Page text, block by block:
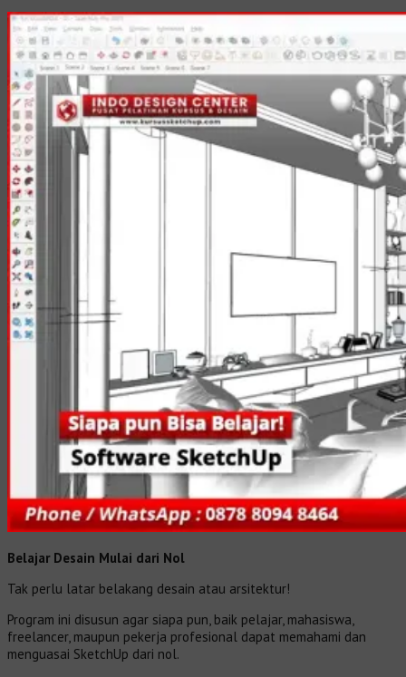
Belajar Desain Mulai dari Nol
Tak perlu latar belakang desain atau arsitektur!
Program ini disusun agar siapa pun, baik pelajar, mahasiswa,
freelancer, maupun pekerja profesional dapat memahami dan
menguasai SketchUp dari nol.